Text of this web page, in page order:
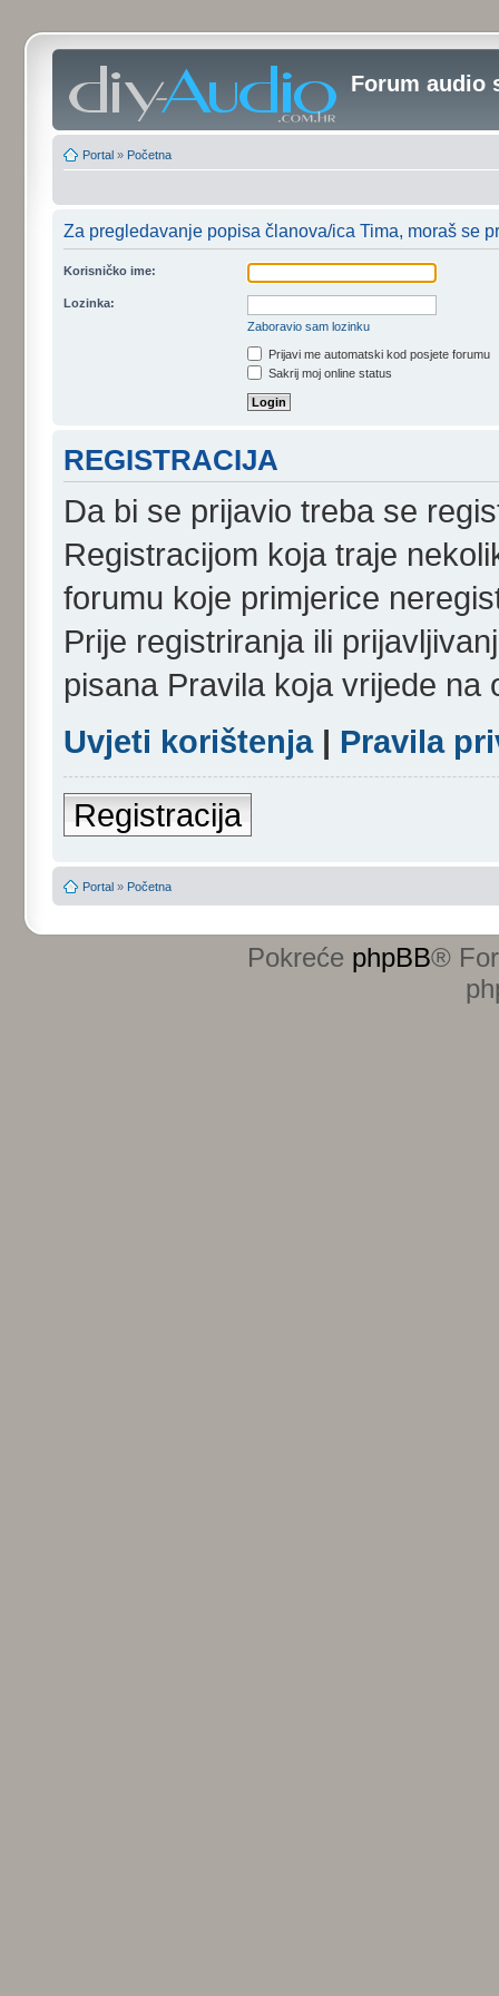
Forum audio
Portal » Početna
Za pregledavanje popisa članova/ica Tima, moraš se
Korisničko ime:
Lozinka:
Zaboravio sam lozinku
Prijavi me automatski kod posjete forumu
Sakrij moj online status
REGISTRACIJA
Da bi se prijavio treba se
Registracijom koja traje
forumu koje primjerice
Prije registriranja ili
pisana Pravila koja vrijede na
Uvjeti korištenja| Pravila
Registracija
Portal » Početna
Pokreće phpBB®